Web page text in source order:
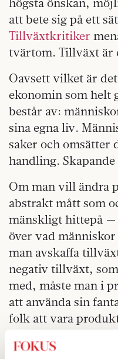
att bete sig på ett
Tillväxtkritiker
tvärtom. Tillväxt är
Oavsett vilket är
ekonomin som helt
består av:
sina egna liv.
saker och omsätter
handling.
Om man vill ändra
abstrakt mått som
mänskligt hittepå —
över vad
man avskaffa
negativ tillväxt,
med, måste man i
att använda sin
folk att vara
insatser.